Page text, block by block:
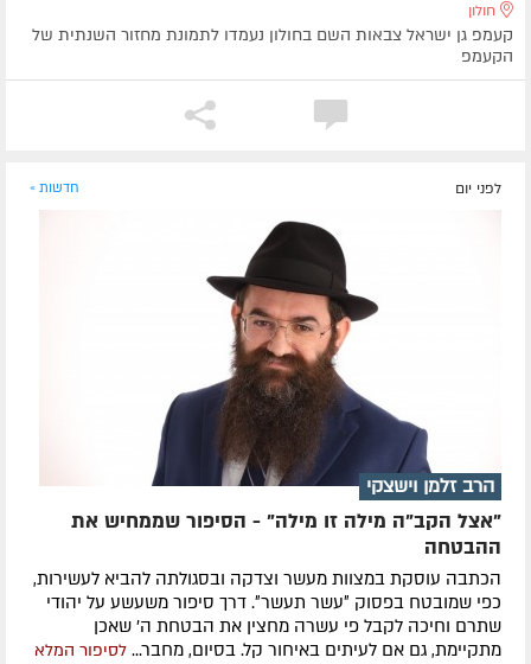
חולון
קעמפ גן ישראל צבאות השם בחולון נעמדו לתמונת מחזור השנתית של
הקעמפ
לפני יום חדשות »
הרב זלמן וישצקי
"אצל הקב"ה מילה זו מילה" - הסיפור שממחיש את
ההבטחה
הכתבה עוסקת במצוות מעשר וצדקה ובסגולתה להביא לעשירות,
כפי שמובטח בפסוק ״עשר תעשר״. דרך סיפור משעשע על יהודי
שתרם וחיכה לקבל פי עשרה מחצין את הבטחת ה' שאכן
מתקיימת, גם אם לעיתים באיחור קל. בסיום, מחבר... לסיפור המלא